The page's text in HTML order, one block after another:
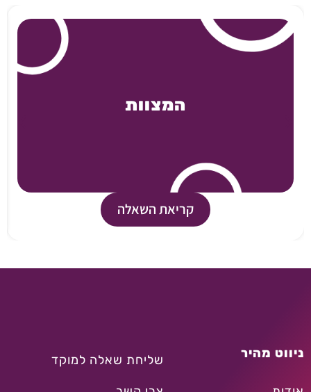
המצוות
קריאת השאלה
ניווט מהיר שליחת שאלה למוקד